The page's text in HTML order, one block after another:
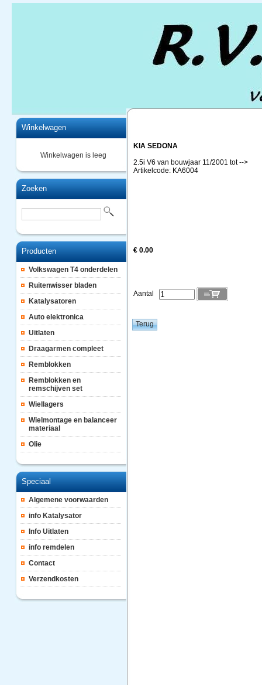
Winkelwagen
Winkelwagen is leeg
Zoeken
Producten
Volkswagen T4 onderdelen
Ruitenwisser bladen
Katalysatoren
Auto elektronica
Uitlaten
Draagarmen compleet
Remblokken
Remblokken en
remschijven set
Wiellagers
Wielmontage en balanceer
materiaal
Olie
Speciaal
Algemene voorwaarden
info Katalysator
Info Uitlaten
info remdelen
Contact
Verzendkosten
KIA SEDONA
2.5i V6 van bouwjaar 11/2001 tot -->
Artikelcode: KA6004
€ 0.00
Aantal